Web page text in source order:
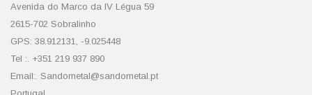
Avenida do Marco da IV Légua 59
2615-702 Sobralinho
GPS: 38.912131, -9.025448
Tel :. +351 219 937 890
Email:. Sandometal@sandometal.pt